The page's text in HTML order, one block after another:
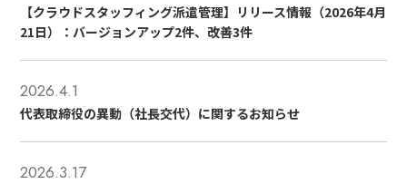
【クラウドスタッフィング派遣管理】リリース情報（2026年4月
21日）：バージョンアップ2件、改善3件
2026.4.1
代表取締役の異動（社長交代）に関するお知らせ
2026.3.17